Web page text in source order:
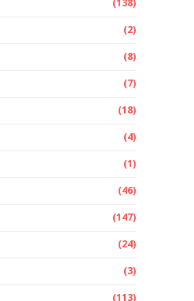
(138)
(2)
(8)
(7)
(18)
(4)
(1)
(46)
(147)
(24)
(3)
(113)